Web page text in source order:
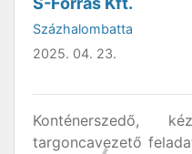
Százhalombatta
2025. 04. 23.
Konténerszedő,
targoncavezető